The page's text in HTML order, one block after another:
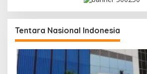
Tentara Nasional Indonesia